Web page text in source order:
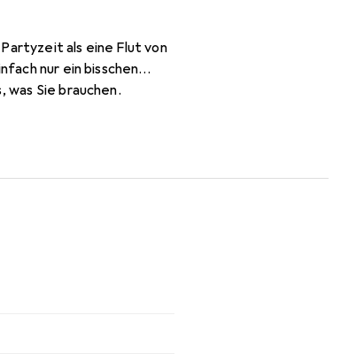
als eine Flut von
nur ein bisschen
was Sie brauchen.